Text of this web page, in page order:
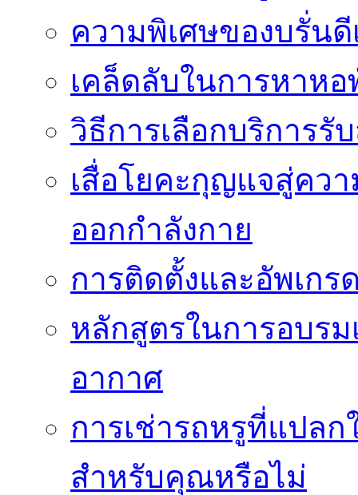
ความพิเศษของบรั่นดี
เคล็ดลับในการหาหอ
วิธีการเลือกบริการรั
เสื่อโยคะกุญแจสู่คว
ออกกำลังกาย
การติดตั้งและอัพเกรด
หลักสูตรในการอบร
อากาศ
การเช่ารถหรูที่แปลก
สำหรับคุณหรือไม่